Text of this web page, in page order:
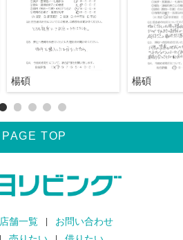
楊碩 楊碩
PAGE TOP
店舗一覧
お問い合わせ